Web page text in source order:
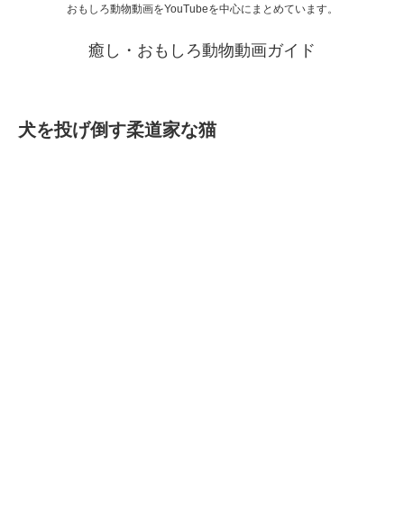
おもしろ動物動画をYouTubeを中心にまとめています。
癒し・おもしろ動物動画ガイド
犬を投げ倒す柔道家な猫